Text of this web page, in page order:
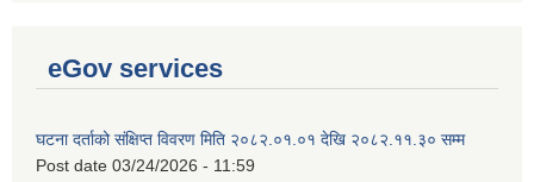
eGov services
घटना दर्ताको संक्षिप्त विवरण मिति २०८२.०१.०१ देखि २०८२.११.३० सम्म
Post date 03/24/2026 - 11:59